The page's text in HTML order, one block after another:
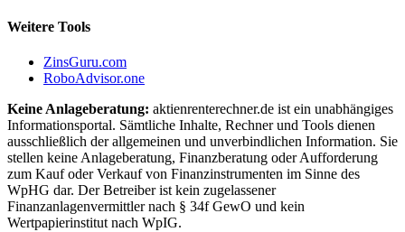
Weitere Tools
ZinsGuru.com
RoboAdvisor.one
Keine Anlageberatung: aktienrenterechner.de ist ein unabhängiges
Informationsportal. Sämtliche Inhalte, Rechner und Tools dienen
ausschließlich der allgemeinen und unverbindlichen Information. Sie
stellen keine Anlageberatung, Finanzberatung oder Aufforderung
zum Kauf oder Verkauf von Finanzinstrumenten im Sinne des
WpHG dar. Der Betreiber ist kein zugelassener
Finanzanlagenvermittler nach § 34f GewO und kein
Wertpapierinstitut nach WpIG.